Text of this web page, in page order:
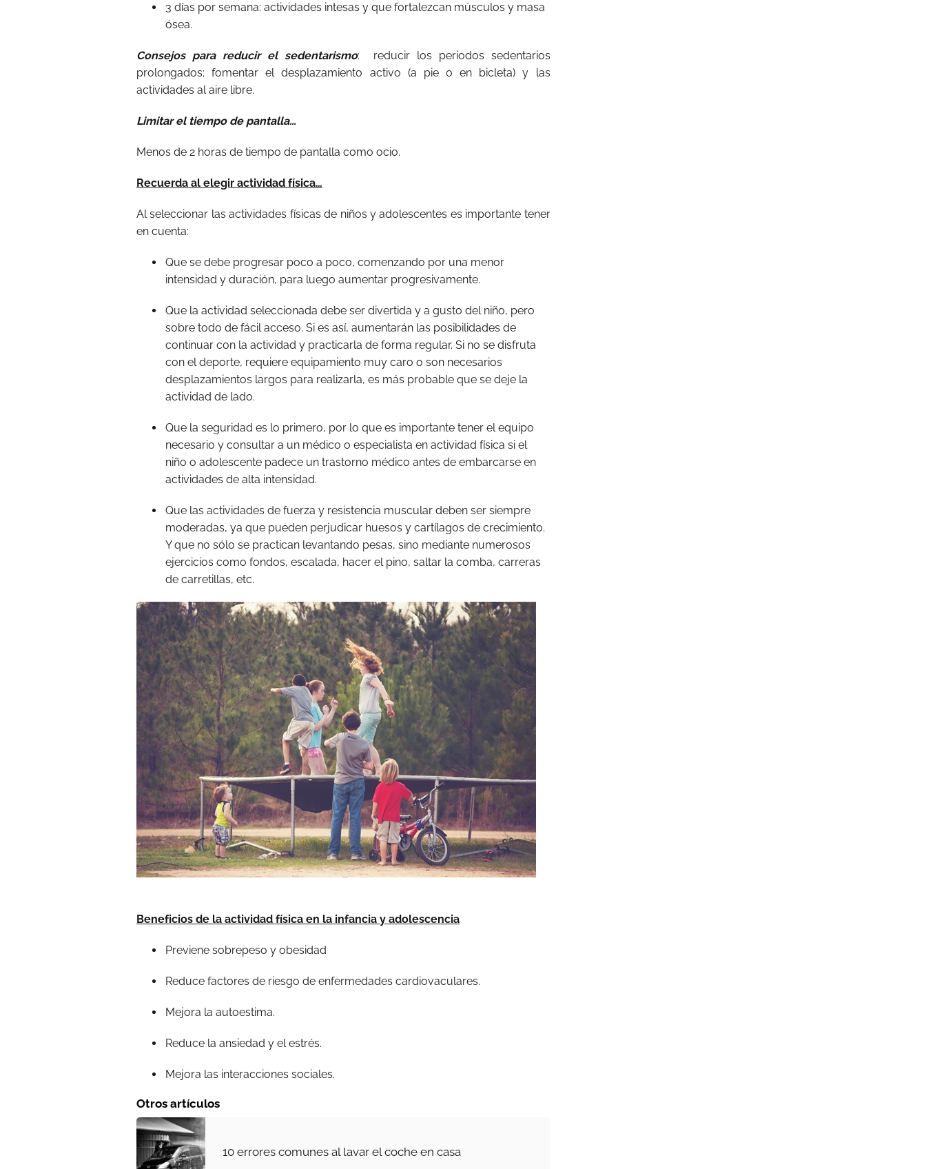
3 días por semana: actividades intesas y que fortalezcan músculos y masa
ósea.
Consejos para reducir el sedentarismo: reducir los periodos sedentarios
prolongados; fomentar el desplazamiento activo (a pie o en bicleta) y las
actividades al aire libre.
Limitar el tiempo de pantalla…
Menos de 2 horas de tiempo de pantalla como ocio.
Recuerda al elegir actividad física…
Al seleccionar las actividades físicas de niños y adolescentes es importante tener
en cuenta:
Que se debe progresar poco a poco, comenzando por una menor
intensidad y duración, para luego aumentar progresivamente.
Que la actividad seleccionada debe ser divertida y a gusto del niño, pero
sobre todo de fácil acceso. Si es así, aumentarán las posibilidades de
continuar con la actividad y practicarla de forma regular. Si no se disfruta
con el deporte, requiere equipamiento muy caro o son necesarios
desplazamientos largos para realizarla, es más probable que se deje la
actividad de lado.
Que la seguridad es lo primero, por lo que es importante tener el equipo
necesario y consultar a un médico o especialista en actividad física si el
niño o adolescente padece un trastorno médico antes de embarcarse en
actividades de alta intensidad.
Que las actividades de fuerza y resistencia muscular deben ser siempre
moderadas, ya que pueden perjudicar huesos y cartílagos de crecimiento.
Y que no sólo se practican levantando pesas, sino mediante numerosos
ejercicios como fondos, escalada, hacer el pino, saltar la comba, carreras
de carretillas, etc.
Beneficios de la actividad física en la infancia y adolescencia
Previene sobrepeso y obesidad
Reduce factores de riesgo de enfermedades cardiovaculares.
Mejora la autoestima.
Reduce la ansiedad y el estrés.
Mejora las interacciones sociales.
Otros artículos
10 errores comunes al lavar el coche en casa